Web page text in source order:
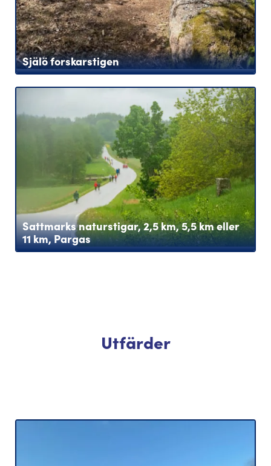
Själö forskarstigen
Sattmarks naturstigar, 2,5 km, 5,5 km eller
11 km, Pargas
Utfärder